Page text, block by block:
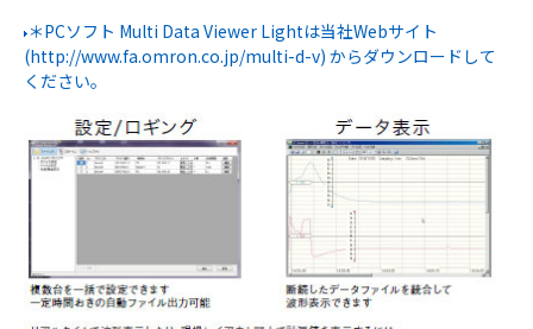
＊PCソフト Multi Data Viewer Lightは当社Webサイト
(http://www.fa.omron.co.jp/multi-d-v) からダウンロードして
ください。